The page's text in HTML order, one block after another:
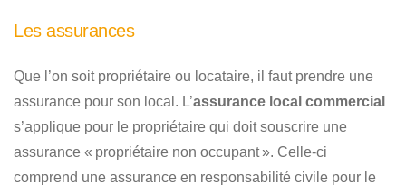
Les assurances
Que l’on soit propriétaire ou locataire, il faut prendre une
assurance pour son local. L’assurance local commercial
s’applique pour le propriétaire qui doit souscrire une
assurance « propriétaire non occupant ». Celle-ci
comprend une assurance en responsabilité civile pour le